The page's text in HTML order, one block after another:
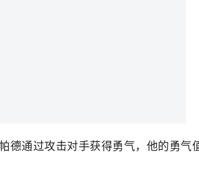
德通过攻击对手获得勇气，他的勇气